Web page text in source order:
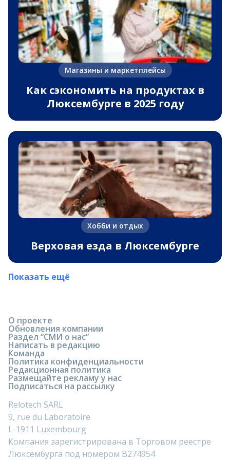
Магазины и маркетплейсы
Как сэкономить на продуктах в
Люксембурге в 2025 году
Хобби и отдых
Верховая езда в Люксембурге
Показать ещё
О проекте
Обновления компании
Раздел “СМИ о нас”
Написать в редакцию
Команда
Политика конфиденциальности
Редакционная политика
Размещайте рекламу у нас
Подписаться на рассылку
Relotech SARL
9, rue du Laboratoire
L-1911 Luxembourg
Компания зарегистрирована в Торговом реестре
Люксембурга под номером B274954